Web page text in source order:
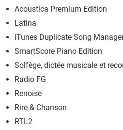
Acoustica Premium Edition
Latina
iTunes Duplicate Song
SmartScore Piano Edition
Solfège, dictée musicale et
Radio FG
Renoise
Rire & Chanson
RTL2